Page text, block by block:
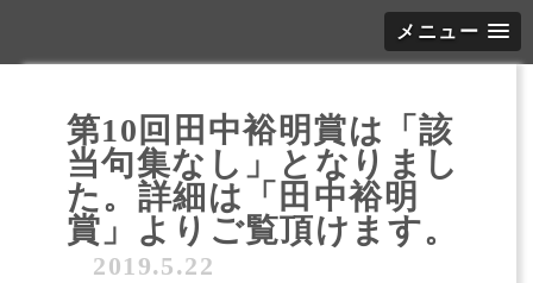
メニュー
第10回田中裕明賞は「該
当句集なし」となりまし
た。詳細は「田中裕明
賞」よりご覧頂けます。
2019.5.22